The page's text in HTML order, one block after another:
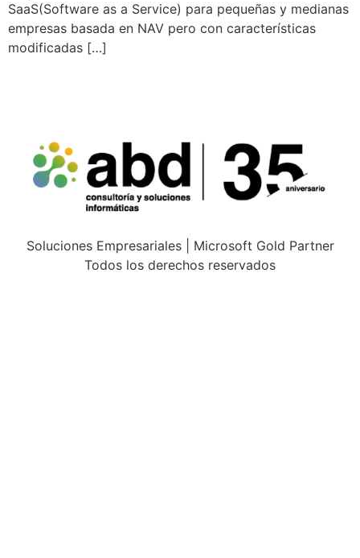
SaaS(Software as a Service) para pequeñas y medianas
empresas basada en NAV pero con características
modificadas […]
Soluciones Empresariales | Microsoft Gold Partner
Todos los derechos reservados